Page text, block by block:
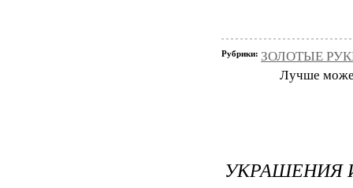
Рубрики: ЗОЛОТЫЕ
Лучше
УКРАШЕНИЯ